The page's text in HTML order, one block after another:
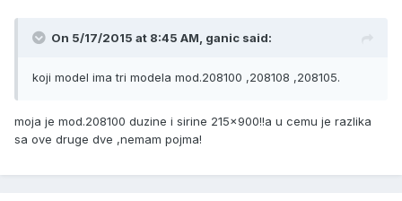
On 5/17/2015 at 8:45 AM, ganic said:
koji model ima tri modela mod.208100 ,208108 ,208105.
moja je mod.208100 duzine i sirine 215x900!!a u cemu je razlika
sa ove druge dve ,nemam pojma!